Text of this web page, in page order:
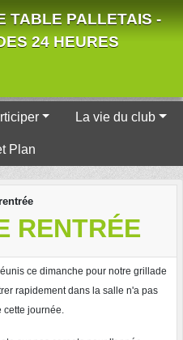
TABLE PALLETAIS -
24 HEURES
La vie du club
Plan
RENTRÉE
ce dimanche pour notre grillade
rapidement dans la salle n'a pas
journée.